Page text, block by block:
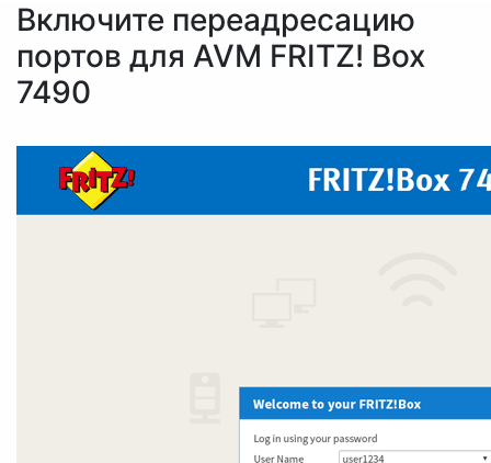
Включите переадресацию
портов для AVM FRITZ! Box
7490